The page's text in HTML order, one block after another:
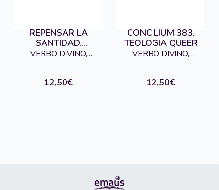
REPENSAR LA
SANTIDAD.
CONCILIUM 351
VERBO DIVINO,
12,50€
CONCILIUM 383.
TEOLOGIA QUEER
VERBO DIVINO,
12,50€